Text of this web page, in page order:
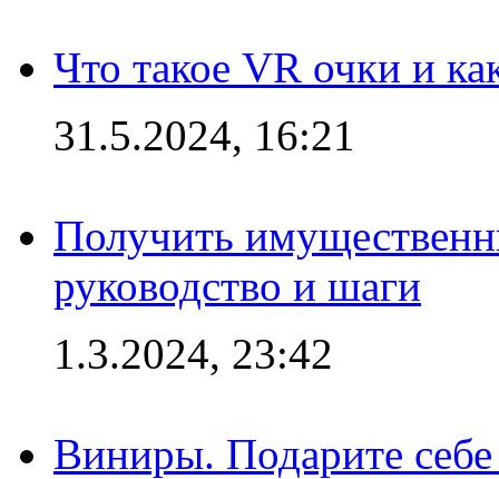
Что такое VR очки и
31.5.2024, 16:21
Получить
руководство и шаги
1.3.2024, 23:42
Виниры. Подарите